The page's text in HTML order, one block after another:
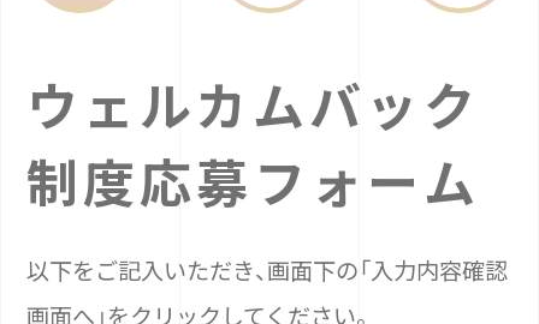
ウェルカムバック
制度応募フォーム
以下をご記入いただき、画面下の「入力内容確認
画面へ」をクリックしてください。